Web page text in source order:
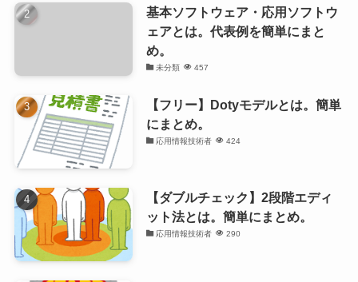
基本ソフトウェア・応用ソフトウ
ェアとは。代表例を簡単にまと
め。
未分類 457
【フリー】Dotyモデルとは。簡単
にまとめ。
応用情報技術者 424
【ダブルチェック】2段階エディ
ット法とは。簡単にまとめ。
応用情報技術者 290